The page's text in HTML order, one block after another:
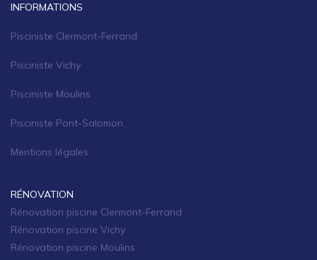
INFORMATIONS
Pisciniste Clermont-Ferrand
Pisciniste Vichy
Pisciniste Moulins
Pisciniste Pont-Salomon
Mentions légales
RÉNOVATION
Rénovation piscine Clermont-Ferrand
Rénovation piscine Vichy
Rénovation piscine Moulins